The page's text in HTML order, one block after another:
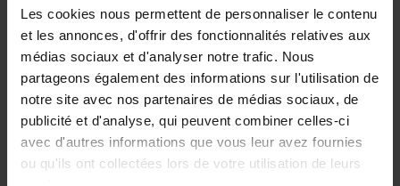
Les cookies nous permettent de personnaliser le contenu
et les annonces, d'offrir des fonctionnalités relatives aux
médias sociaux et d'analyser notre trafic. Nous
partageons également des informations sur l'utilisation de
notre site avec nos partenaires de médias sociaux, de
publicité et d'analyse, qui peuvent combiner celles-ci
avec d'autres informations que vous leur avez fournies
ou qu'ils ont collectées lors de votre utilisation de leurs
10 éléments fixation
-15%
1000 oeillets pour